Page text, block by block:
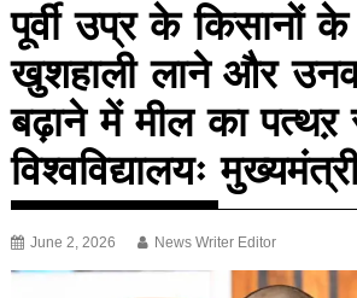
पूर्वी उप्र के किसानों
खुशहाली लाने और
बढ़ाने में मील का पत्थऱ
विश्वविद्यालयः
June 2, 2026 News Writer Editor